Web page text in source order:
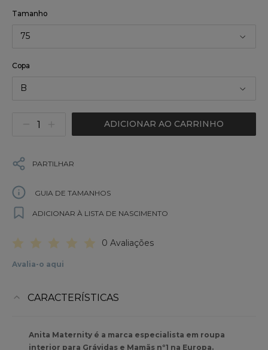
Tamanho
75
Copa
B
ADICIONAR AO CARRINHO
PARTILHAR
GUIA DE TAMANHOS
ADICIONAR À LISTA DE NASCIMENTO
0 Avaliações
Avalia-o aqui
CARACTERÍSTICAS
Anita Maternity é a marca especialista em roupa
interior para Grávidas e Mamãs nº1 na Europa.